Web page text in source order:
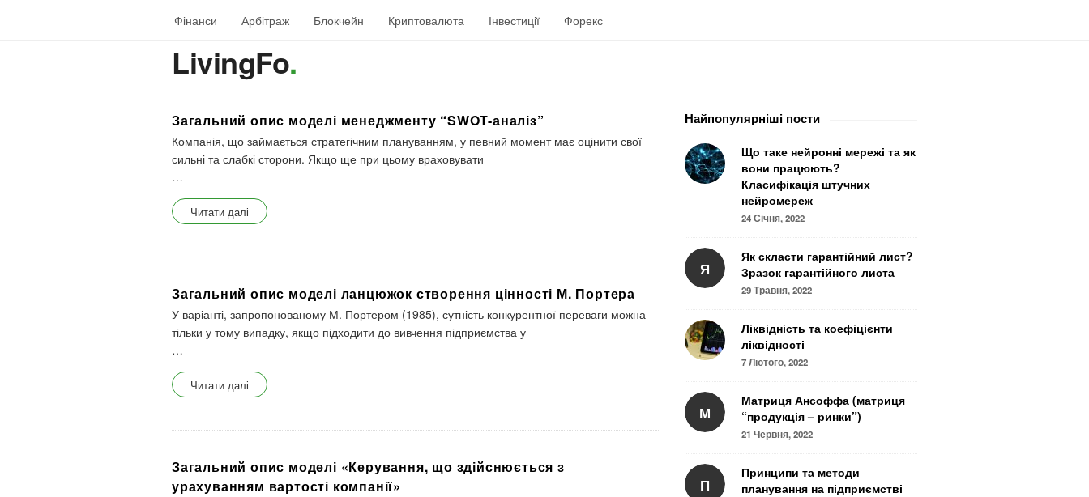
Фінанси Арбітраж Блокчейн Криптовалюта Інвестиції Форекс
LivingFo.
Загальний опис моделі менеджменту “SWOT-аналіз”
Компанія, що займається стратегічним плануванням, у певний момент має оцінити свої
сильні та слабкі сторони. Якщо ще при цьому враховувати
…
Читати далі
Загальний опис моделі ланцюжок створення цінності М. Портера
У варіанті, запропонованому М. Портером (1985), сутність конкурентної переваги можна
тільки у тому випадку, якщо підходити до вивчення підприємства у
…
Читати далі
Загальний опис моделі «Керування, що здійснюється з
урахуванням вартості компанії»
S
t
e
e
b
a
Найпопулярніші пости
Що таке нейронні мережі та як
вони працюють?
Класифікація штучних
нейромереж
24 Січня, 2022
Я
Як скласти гарантійний лист?
Зразок гарантійного листа
29 Травня, 2022
Ліквідність та коефіцієнти
ліквідності
7 Лютого, 2022
М
Матриця Ансоффа (матриця
“продукція – ринки”)
21 Червня, 2022
П
Принципи та методи
планування на підприємстві